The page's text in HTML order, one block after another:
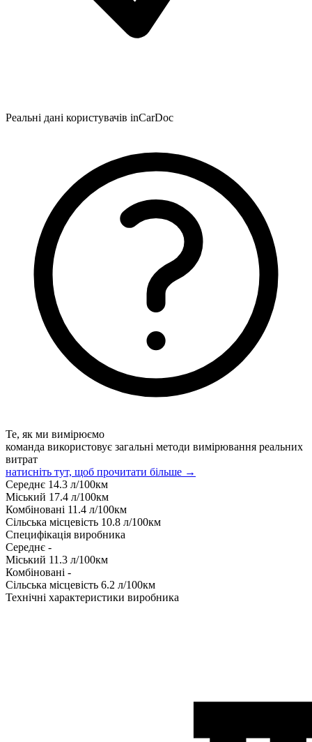
Реальні дані користувачів inCarDoc
Те, як ми вимірюємо
команда використовує загальні методи вимірювання реальних
витрат
натисніть тут, щоб прочитати більше →
Середнє 14.3 л/100км
Міський 17.4 л/100км
Комбіновані 11.4 л/100км
Сільська місцевість 10.8 л/100км
Специфікація виробника
Середнє -
Міський 11.3 л/100км
Комбіновані -
Сільська місцевість 6.2 л/100км
Технічні характеристики виробника